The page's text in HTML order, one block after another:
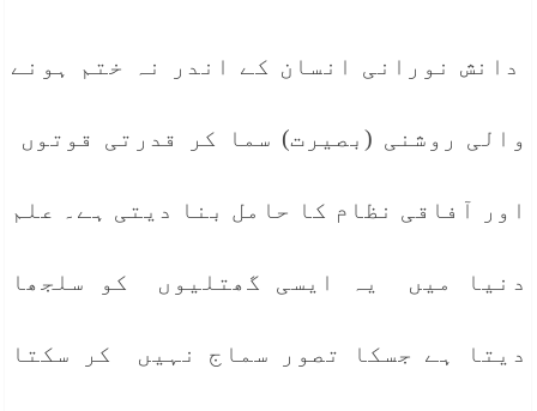
دانش نورانی انسان کے اندر نہ ختم ہونے
والی روشنی (بصیرت) سما کر قدرتی قوتوں
اور آفاقی نظام کا حامل بنا دیتی ہے۔ علم
دنیا میں یہ ایسی گھتلیوں کو سلجھا
دیتا ہے جسکا تصور سماج نہیں کر سکتا